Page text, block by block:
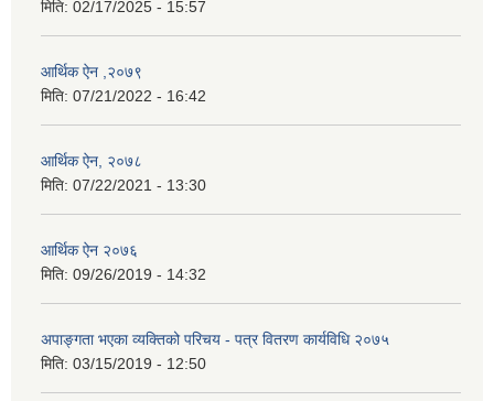
मिति: 02/17/2025 - 15:57
आर्थिक ऐन ,२०७९
मिति: 07/21/2022 - 16:42
आर्थिक ऐन, २०७८
मिति: 07/22/2021 - 13:30
आर्थिक ऐन २०७६
मिति: 09/26/2019 - 14:32
अपाङ्गता भएका व्यक्तिको परिचय - पत्र वितरण कार्यविधि २०७५
मिति: 03/15/2019 - 12:50